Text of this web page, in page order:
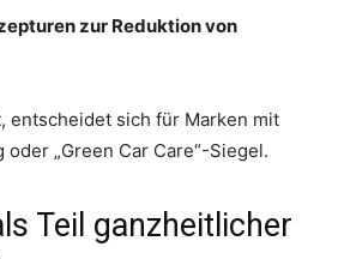
zur Reduktion von
entscheidet sich für Marken mit
„Green Car Care“-Siegel.
Teil ganzheitlicher